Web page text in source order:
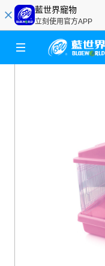
藍世界寵物
立刻使用官方APP